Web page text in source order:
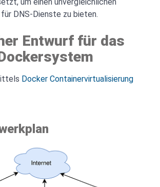
DNS-Dienste zu bieten.
Entwurf für das
Docker Containervirtualisierung